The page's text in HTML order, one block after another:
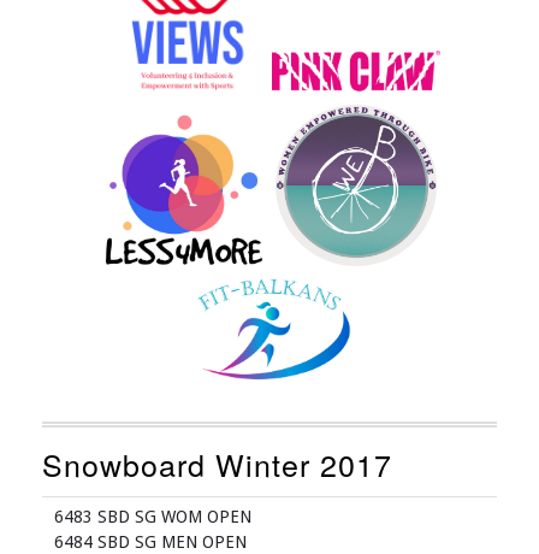
Snowboard Winter 2017
6483 SBD SG WOM OPEN
6484 SBD SG MEN OPEN